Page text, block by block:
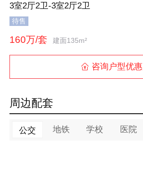
3室2厅2卫-3室2厅2卫
待售
160万/套 建面135m²
 咨询户型优惠
周边配套
公交 地铁 学校 医院